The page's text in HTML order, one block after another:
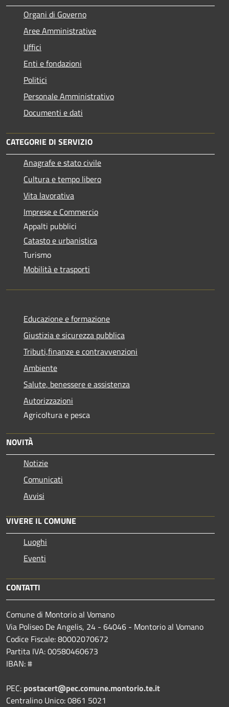
Organi di Governo
Aree Amministrative
Uffici
Enti e fondazioni
Politici
Personale Amministrativo
Documenti e dati
CATEGORIE DI SERVIZIO
Anagrafe e stato civile
Cultura e tempo libero
Vita lavorativa
Imprese e Commercio
Appalti pubblici
Catasto e urbanistica
Turismo
Mobilità e trasporti
Educazione e formazione
Giustizia e sicurezza pubblica
Tributi,finanze e contravvenzioni
Ambiente
Salute, benessere e assistenza
Autorizzazioni
Agricoltura e pesca
NOVITÀ
Notizie
Comunicati
Avvisi
VIVERE IL COMUNE
Luoghi
Eventi
CONTATTI
Comune di Montorio al Vomano
Via Poliseo De Angelis, 24 - 64046 - Montorio al Vomano
Codice Fiscale: 80002070672
Partita IVA: 00580460673
IBAN: #
PEC: postacert@pec.comune.montorio.te.it
Centralino Unico: 0861 5021